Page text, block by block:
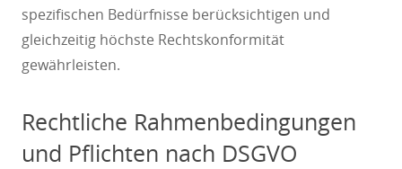
spezifischen Bedürfnisse berücksichtigen und
gleichzeitig höchste Rechtskonformität
gewährleisten.
Rechtliche Rahmenbedingungen
und Pflichten nach DSGVO